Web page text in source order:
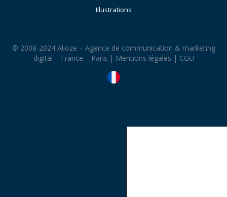
Illustrations
© 2008-2024 Alioze – Agence de communication & marketing
digital – France – Paris | Mentions légales | CGU